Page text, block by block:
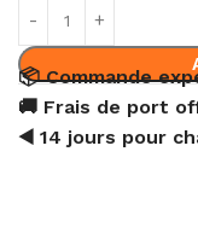
📦 Commande
🚚 Frais de port
◀️ 14 jours pour